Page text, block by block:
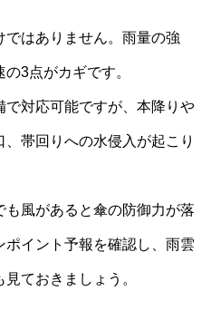
ではありません。雨量の強
3点がカギです。
対応可能ですが、本降りや
帯回りへの水侵入が起こり
も風があると傘の防御力が落
イント予報を確認し、雨雲
ておきましょう。